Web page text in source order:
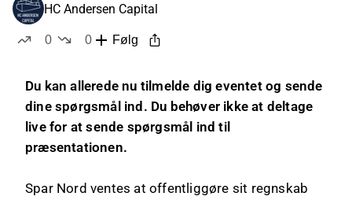
HC Andersen Capital
0
0
Følg
Du kan allerede nu tilmelde dig eventet og sende
dine spørgsmål ind. Du behøver ikke at deltage
live for at sende spørgsmål ind til
præsentationen.
Spar Nord ventes at offentliggøre sit regnskab